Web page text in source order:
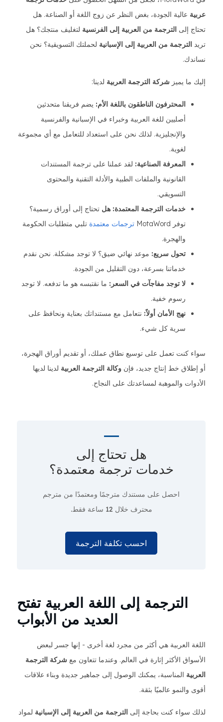
عربية عالية الجودة، بغض النظر عن زوج اللغة أو الصناعة. هل
تحتاج إلى الترجمة من العربية إلى الفرنسية لتغليف منتجك؟ هل
تريد الترجمة من العربية إلى الإسبانية لحملتك التسويقية؟ نحن
نساندك.
إليك ما يميز شركة الترجمة العربية لدينا:
المحترفون الناطقون باللغة الأم: يضم فريقنا متحدثين
أصليين للغة العربية وخبراء في الإسبانية والفرنسية
والإنجليزية. لذلك نحن على استعداد للتعامل مع أي مجموعة
لغوية.
المعرفة الصناعية: لقد عملنا على ترجمة المستندات
القانونية والملفات الطبية والأدلة التقنية والمحتوى
التسويقي.
خدمات الترجمة المعتمدة: هل تحتاج إلى أوراق رسمية؟
توفر MotaWord
ترجمات معتمدة تلبي متطلبات الحكومة
والهجرة.
تحول سريع: موعد نهائي ضيق؟ لا توجد مشكلة. نحن نقدم
خدماتنا بسرعة، دون التقليل من الجودة.
لا توجد مفاجآت في السعر: ما نقتبسه هو ما تدفعه. لا توجد
رسوم خفية.
نهج الأمان أولاً: نتعامل مع مستنداتك بعناية ونحافظ على
سرية كل شيء.
سواء كنت تعمل على توسيع نطاق عملك، أو تقديم أوراق الهجرة،
أو إطلاق خط إنتاج جديد، فإن وكالة الترجمة العربية لدينا لديها
الأدوات والموهبة لمساعدتك على النجاح.
هل تحتاج إلى
خدمات ترجمة معتمدة؟
احصل على مستندك مترجمًا ومعتمدًا من مترجم
محترف خلال 12 ساعة فقط.
احسب تكلفة الترجمة
الترجمة إلى اللغة العربية تفتح
العديد من الأبواب
اللغة العربية هي أكثر من مجرد لغة أخرى - إنها جسر لبعض
الأسواق الأكثر إثارة في العالم. وعندما تتعاون مع شركة الترجمة
العربية المناسبة، يمكنك الوصول إلى جماهير جديدة وبناء علاقات
أقوى والنمو عالميًا بثقة.
لذلك سواء كنت بحاجة إلى الترجمة من العربية إلى الإسبانية لمواد